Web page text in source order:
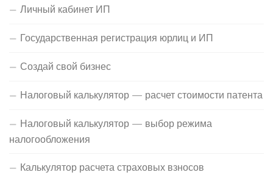
Личный кабинет ИП
Государственная регистрация юрлиц и ИП
Создай свой бизнес
Налоговый калькулятор — расчет стоимости патента
Налоговый калькулятор — выбор режима
налогообложения
Калькулятор расчета страховых взносов